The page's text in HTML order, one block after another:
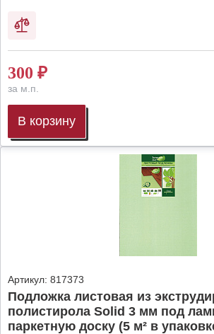
300 ₽
за м.п.
В корзину
Артикул: 817373
Подложка листовая из
полистирола Solid 3 мм под
паркетную доску (5 м² в